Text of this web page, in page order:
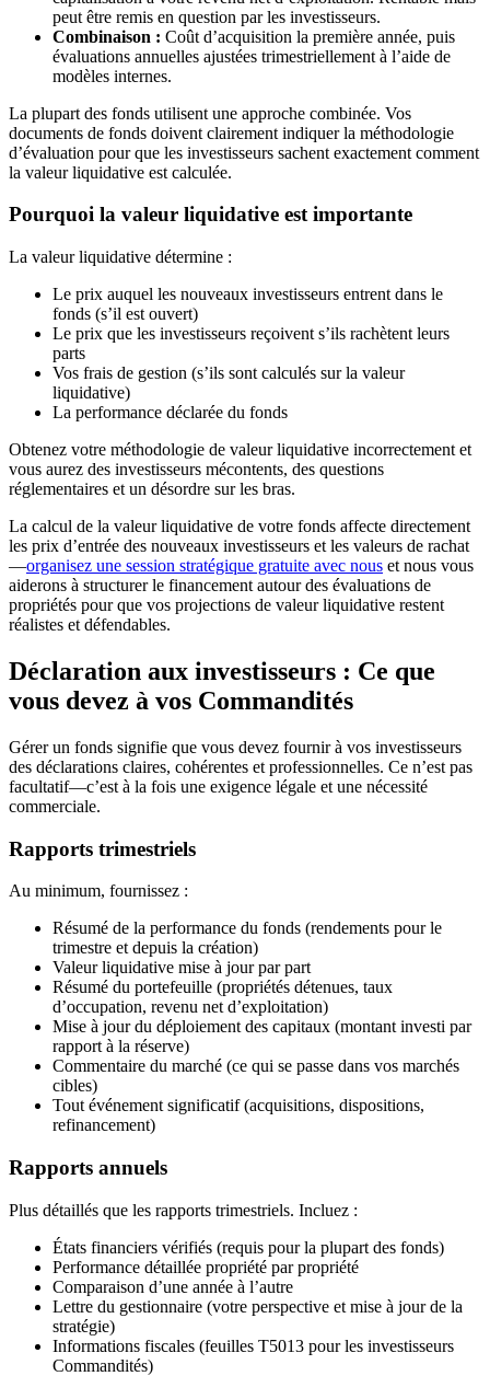
peut être remis en question par les investisseurs.
Combinaison : Coût d’acquisition la première année, puis
évaluations annuelles ajustées trimestriellement à l’aide de
modèles internes.
La plupart des fonds utilisent une approche combinée. Vos
documents de fonds doivent clairement indiquer la méthodologie
d’évaluation pour que les investisseurs sachent exactement comment
la valeur liquidative est calculée.
Pourquoi la valeur liquidative est importante
La valeur liquidative détermine :
Le prix auquel les nouveaux investisseurs entrent dans le
fonds (s’il est ouvert)
Le prix que les investisseurs reçoivent s’ils rachètent leurs
parts
Vos frais de gestion (s’ils sont calculés sur la valeur
liquidative)
La performance déclarée du fonds
Obtenez votre méthodologie de valeur liquidative incorrectement et
vous aurez des investisseurs mécontents, des questions
réglementaires et un désordre sur les bras.
La calcul de la valeur liquidative de votre fonds affecte directement
les prix d’entrée des nouveaux investisseurs et les valeurs de rachat
—organisez une session stratégique gratuite avec nous et nous vous
aiderons à structurer le financement autour des évaluations de
propriétés pour que vos projections de valeur liquidative restent
réalistes et défendables.
Déclaration aux investisseurs : Ce que
vous devez à vos Commandités
Gérer un fonds signifie que vous devez fournir à vos investisseurs
des déclarations claires, cohérentes et professionnelles. Ce n’est pas
facultatif—c’est à la fois une exigence légale et une nécessité
commerciale.
Rapports trimestriels
Au minimum, fournissez :
Résumé de la performance du fonds (rendements pour le
trimestre et depuis la création)
Valeur liquidative mise à jour par part
Résumé du portefeuille (propriétés détenues, taux
d’occupation, revenu net d’exploitation)
Mise à jour du déploiement des capitaux (montant investi par
rapport à la réserve)
Commentaire du marché (ce qui se passe dans vos marchés
cibles)
Tout événement significatif (acquisitions, dispositions,
refinancement)
Rapports annuels
Plus détaillés que les rapports trimestriels. Incluez :
États financiers vérifiés (requis pour la plupart des fonds)
Performance détaillée propriété par propriété
Comparaison d’une année à l’autre
Lettre du gestionnaire (votre perspective et mise à jour de la
stratégie)
Informations fiscales (feuilles T5013 pour les investisseurs
Commandités)